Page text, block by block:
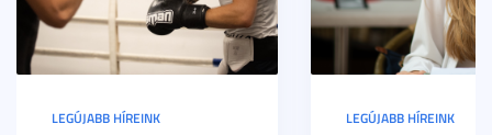
LEGÚJABB HÍREINK LEGÚJABB HÍREINK